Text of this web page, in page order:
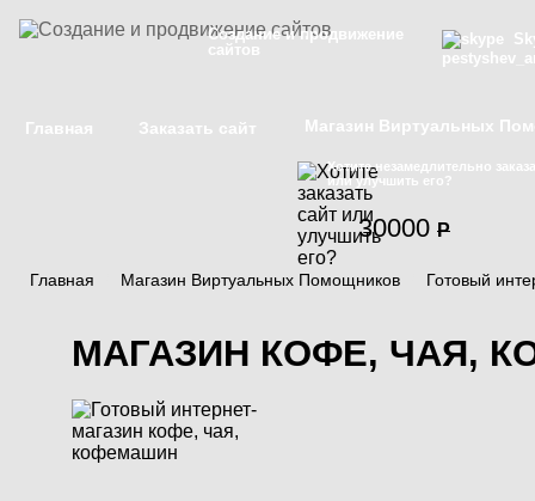
Создание и продвижение
сайтов
Главная Заказать сайт Магазин Виртуальных
Хотите незамедлительно
или улучшить его?
Главная Магазин Виртуальных Помощников Готовый
МАГАЗИН КОФЕ, ЧАЯ,
30000 P